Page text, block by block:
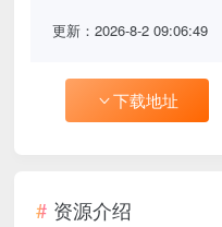
更新：2026-8-2 09:06:49
下载地址
资源介绍